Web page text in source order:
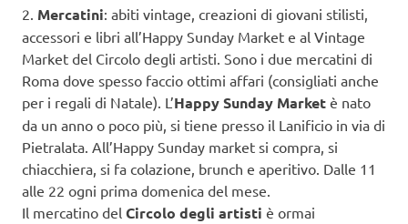
2. Mercatini: abiti vintage, creazioni di giovani stilisti,
accessori e libri all’Happy Sunday Market e al Vintage
Market del Circolo degli artisti. Sono i due mercatini di
Roma dove spesso faccio ottimi affari (consigliati anche
per i regali di Natale). L’Happy Sunday Market è nato
da un anno o poco più, si tiene presso il Lanificio in via di
Pietralata. All’Happy Sunday market si compra, si
chiacchiera, si fa colazione, brunch e aperitivo. Dalle 11
alle 22 ogni prima domenica del mese.
Il mercatino del Circolo degli artisti è ormai